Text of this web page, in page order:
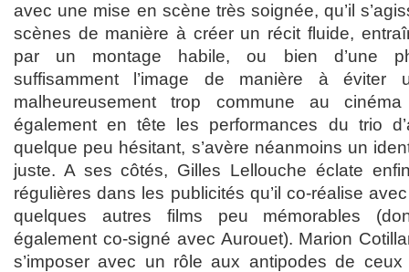
avec une mise en scène très soignée, qu’il
scènes de manière à créer un récit fluide,
par un montage habile, ou bien d’une
suffisamment l’image de manière à éviter
malheureusement trop commune au
également en tête les performances du trio
quelque peu hésitant, s’avère néanmoins un
juste. A ses côtés, Gilles Lellouche éclate
régulières dans les publicités qu’il co-réalise
quelques autres films peu mémorables
également co-signé avec Aurouet). Marion
s’imposer avec un rôle aux antipodes de ceux